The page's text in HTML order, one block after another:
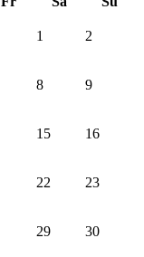
1 2
8 9
15 16
22 23
29 30